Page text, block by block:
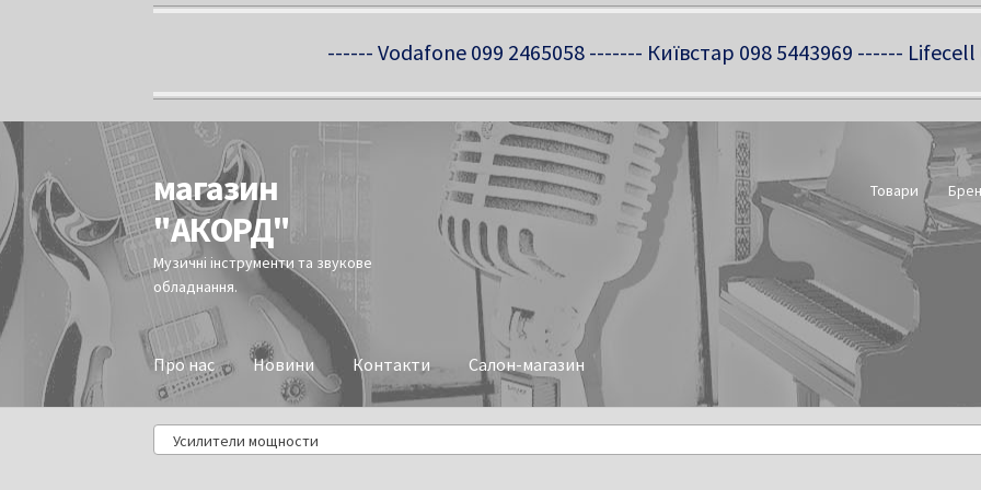
------ Vodafone 099 2465058 ------- Київстар 098 5443969 ------
Перейти
до
навігації
Перейти
до
вмісту
магазин
"АКОРД"
Музичні інструменти та звукове
обладнання.
Товари
Про нас Новини Контакти Салон-магазин
Усилители мощности